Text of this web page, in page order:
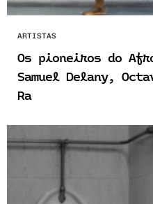
ARTISTAS
Os pioneiros do
Samuel Delany,
Ra